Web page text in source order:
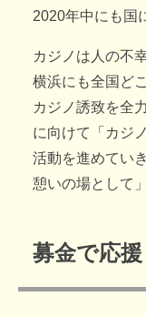
2020年中にも国
カジノは人の不
横浜にも全国ど
カジノ誘致を全
に向けて「カジ
活動を進めてい
憩いの場として
募金で応援